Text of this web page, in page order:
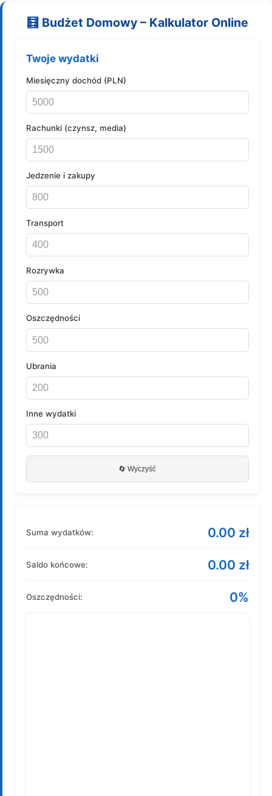
🧮 Budżet Domowy – Kalkulator Online
Twoje wydatki
Miesięczny dochód (PLN)
Rachunki (czynsz, media)
Jedzenie i zakupy
Transport
Rozrywka
Oszczędności
Ubrania
Inne wydatki
🔄 Wyczyść
Suma wydatków: 0.00 zł
Saldo końcowe: 0.00 zł
Oszczędności: 0%